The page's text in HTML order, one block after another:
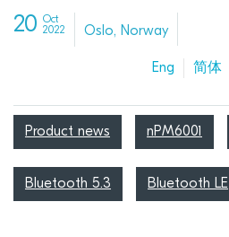
20 Oct
2022
Oslo, Norway
Eng 简体
Product news nPM6001
Bluetooth 5.3 Bluetooth LE